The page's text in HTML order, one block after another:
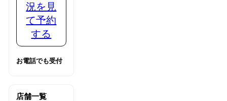
況を見
て予約
する
お電話でも受付
店舗一覧